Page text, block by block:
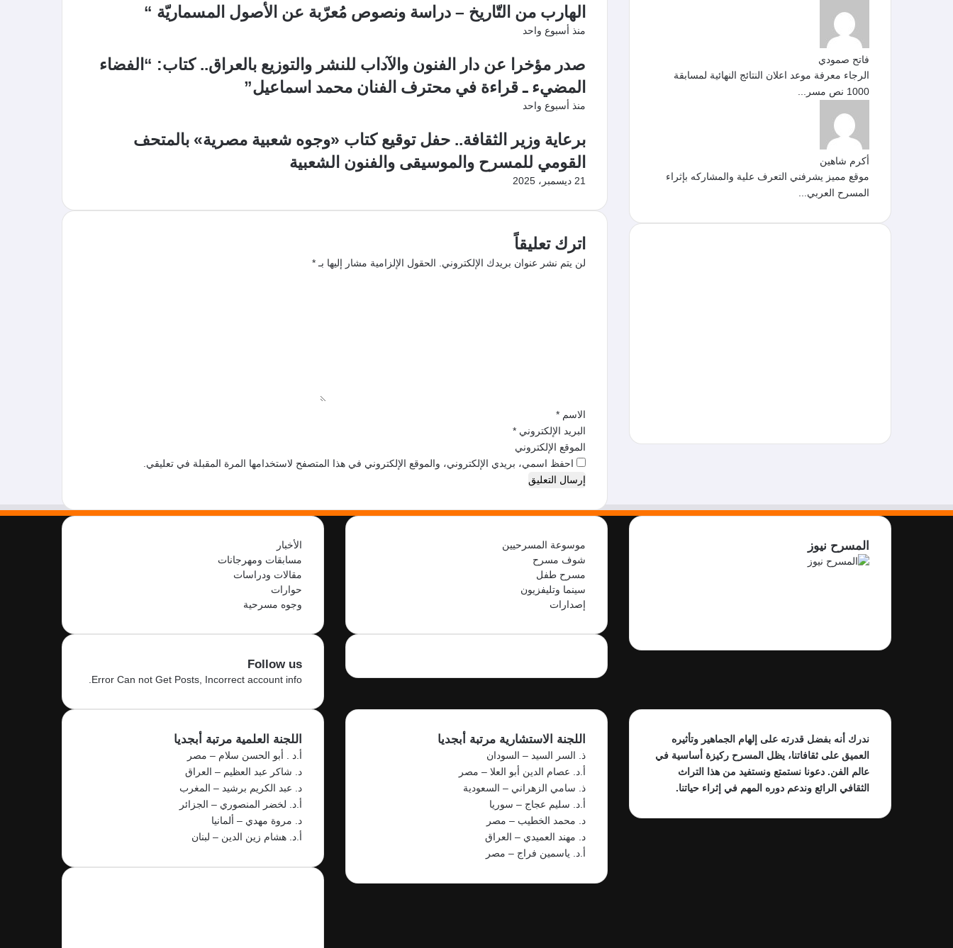
الهارب من التّاريخ – دراسة ونصوص مُعرّبة عن الأصول المسماريّة “
منذ أسبوع واحد
صدر مؤخرا عن دار الفنون والآداب للنشر والتوزيع بالعراق.. كتاب: “الفضاء
المضيء ـ قراءة في محترف الفنان محمد اسماعيل”
منذ أسبوع واحد
برعاية وزير الثقافة.. حفل توقيع كتاب «وجوه شعبية مصرية» بالمتحف
القومي للمسرح والموسيقى والفنون الشعبية
21 ديسمبر، 2025
اترك تعليقاً
لن يتم نشر عنوان بريدك الإلكتروني. الحقول الإلزامية مشار إليها بـ *
الاسم *
البريد الإلكتروني *
الموقع الإلكتروني
احفظ اسمي، بريدي الإلكتروني، والموقع الإلكتروني في هذا المتصفح لاستخدامها المرة المقبلة في تعليقي.
فاتح صمودي
الرجاء معرفة موعد اعلان النتائج النهائية لمسابقة
1000 نص مسر...
أكرم شاهين
موقع مميز يشرفني التعرف علية والمشاركه بإثراء
المسرح العربي...
الأخبار
مسابقات ومهرجانات
مقالات ودراسات
حوارات
وجوه مسرحية
Follow us
Error Can not Get Posts, Incorrect account info.
موسوعة المسرحيين
شوف مسرح
مسرح طفل
سينما وتليفزيون
إصدارات
المسرح نيوز
اللجنة العلمية مرتبة أبجديا
أ.د . أبو الحسن سلام – مصر
د. شاكر عبد العظيم – العراق
د. عبد الكريم برشيد – المغرب
أ.د. لخضر المنصوري – الجزائر
د. مروة مهدي – ألمانيا
أ.د. هشام زين الدين – لبنان
اللجنة الاستشارية مرتبة أبجديا
ذ. السر السيد – السودان
أ.د. عصام الدين أبو العلا – مصر
ذ. سامي الزهراني – السعودية
أ.د. سليم عجاج – سوريا
د. محمد الخطيب – مصر
د. مهند العميدي – العراق
أ.د. ياسمين فراج – مصر
ندرك أنه بفضل قدرته على إلهام الجماهير وتأثيره
العميق على ثقافاتنا، يظل المسرح ركيزة أساسية في
عالم الفن. دعونا نستمتع ونستفيد من هذا التراث
الثقافي الرائع وندعم دوره المهم في إثراء حياتنا.